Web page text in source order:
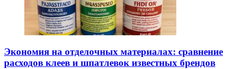
Экономия на отделочных материалах: сравнение
расходов клеев и шпатлевок известных брендов